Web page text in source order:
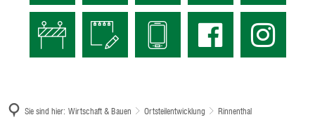
Sie sind hier: Wirtschaft & Bauen Ortsteilentwicklung Rinnenthal